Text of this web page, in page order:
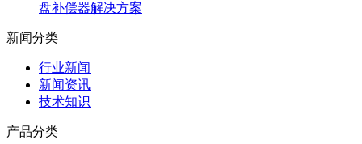
盘补偿器解决方案
新闻分类
行业新闻
新闻资讯
技术知识
产品分类